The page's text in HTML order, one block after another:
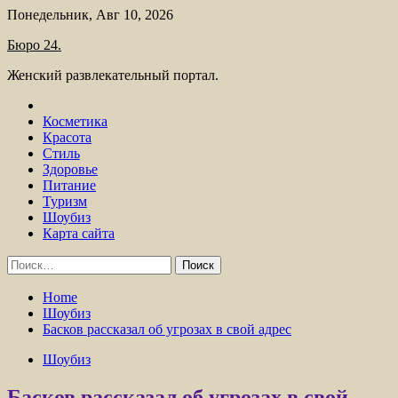
Skip
content
Понедельник, Авг 10, 2026
Бюро 24.
Женский развлекательный портал.
Косметика
Красота
Стиль
Здоровье
Питание
Туризм
Шоубиз
Карта сайта
Найти:
Home
Шоубиз
Басков рассказал об угрозах в свой адрес
Шоубиз